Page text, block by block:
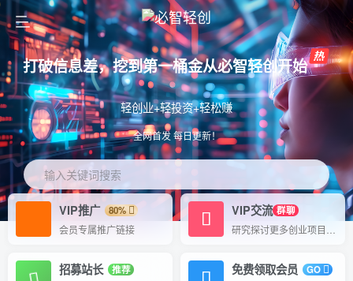
打破信息差，挖到第一桶金从必智轻创开始
轻创业+轻投资+轻松赚
全网首发 每日更新！
输入关键词搜索
VIP推广
80%
会员专属推广链接
VIP交流 群聊
招募站长
推荐
免费领取会员
GO